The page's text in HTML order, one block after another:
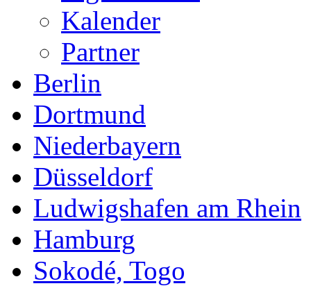
Kalender
Partner
Berlin
Dortmund
Niederbayern
Düsseldorf
Ludwigshafen am Rhein
Hamburg
Sokodé, Togo